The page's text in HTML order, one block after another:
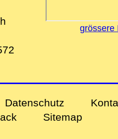
grössere
Datenschutz
Sitemap